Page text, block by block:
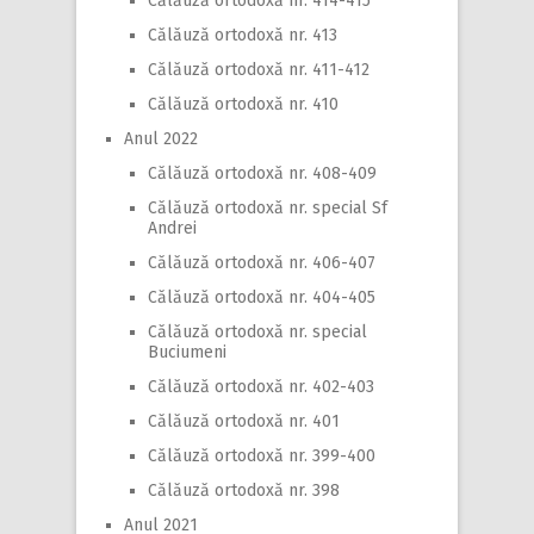
Călăuză ortodoxă nr. 413
Călăuză ortodoxă nr. 411-412
Călăuză ortodoxă nr. 410
Anul 2022
Călăuză ortodoxă nr. 408-409
Călăuză ortodoxă nr. special Sf
Andrei
Călăuză ortodoxă nr. 406-407
Călăuză ortodoxă nr. 404-405
Călăuză ortodoxă nr. special
Buciumeni
Călăuză ortodoxă nr. 402-403
Călăuză ortodoxă nr. 401
Călăuză ortodoxă nr. 399-400
Călăuză ortodoxă nr. 398
Anul 2021